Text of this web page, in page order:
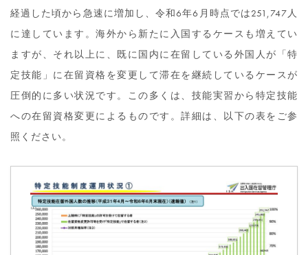
経過した頃から急速に増加し、令和6年6月時点では251,747人
に達しています。海外から新たに入国するケースも増えてい
ますが、それ以上に、既に国内に在留している外国人が「特
定技能」に在留資格を変更して滞在を継続しているケースが
圧倒的に多い状況です。この多くは、技能実習から特定技能
への在留資格変更によるものです。詳細は、以下の表をご参
照ください。